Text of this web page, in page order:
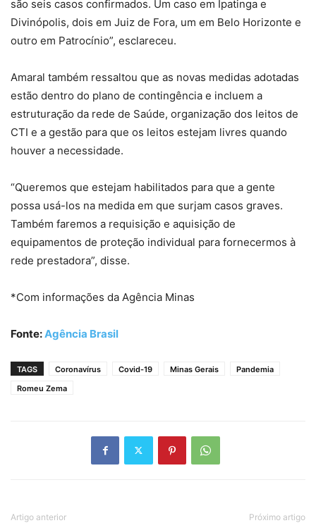
são seis casos confirmados. Um caso em Ipatinga e
Divinópolis, dois em Juiz de Fora, um em Belo Horizonte e
outro em Patrocínio”, esclareceu.
Amaral também ressaltou que as novas medidas adotadas
estão dentro do plano de contingência e incluem a
estruturação da rede de Saúde, organização dos leitos de
CTI e a gestão para que os leitos estejam livres quando
houver a necessidade.
“Queremos que estejam habilitados para que a gente
possa usá-los na medida em que surjam casos graves.
Também faremos a requisição e aquisição de
equipamentos de proteção individual para fornecermos à
rede prestadora”, disse.
*Com informações da Agência Minas
Fonte:Agência Brasil
TAGS Coronavírus Covid-19 Minas Gerais
Pandemia
Romeu Zema
Artigo anterior Próximo artigo